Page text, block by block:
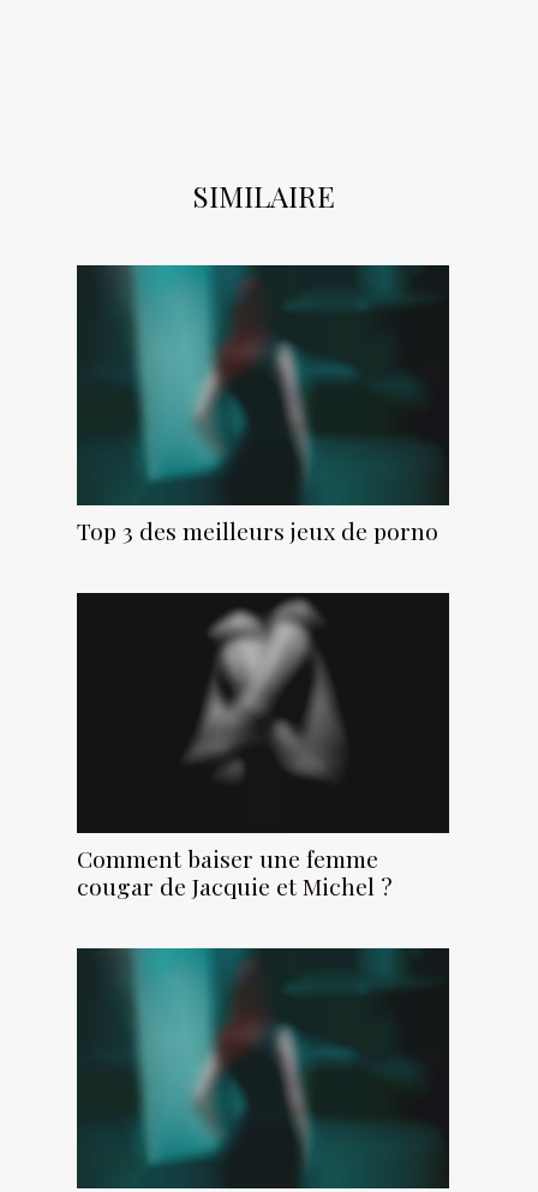
SIMILAIRE
Top 3 des meilleurs jeux de porno
Comment baiser une femme
cougar de Jacquie et Michel ?